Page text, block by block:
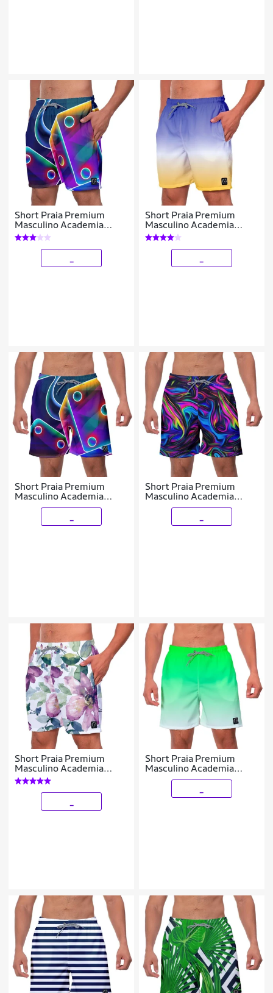
Short Praia Premium
Masculino Academia
Fitness Caminhada Dado
Fusion
Short Praia Premium
Masculino Academia
Fitness Caminhada Azul
Degradê Amarelo
Short Praia Premium
Masculino Academia
Fitness Caminhada Dado
Short Praia Premium
Masculino Academia
Fitness Caminhada
Short Praia Premium
Masculino Academia
Fitness Caminhada
Estampado Florido Floral
Short Praia Premium
Masculino Academia
Fitness Caminhada